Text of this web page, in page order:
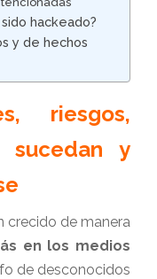
hackeado?
y de hechos
riesgos,
sucedan y
crecido de manera
en los medios
de desconocidos